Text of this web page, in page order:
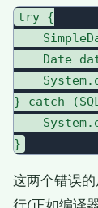
try {
Date
} catch
这两个错误